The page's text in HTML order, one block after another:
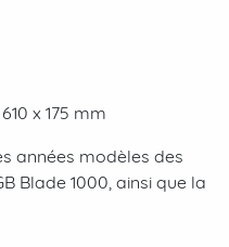
x 175 mm
années modèles des
Blade 1000, ainsi que la